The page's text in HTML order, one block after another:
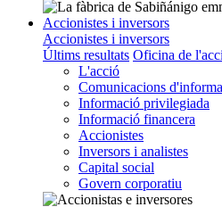
Accionistes i inversors
Accionistes i inversors
Últims resultats Oficina de
L'acció
Comunicacions
Informació privilegiada
Informació financera
Accionistes
Inversors i analistes
Capital social
Govern corporatiu